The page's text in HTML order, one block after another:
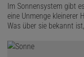
Im Sonnensystem gibt
eine Unmenge kleinerer
Was über sie bekannt